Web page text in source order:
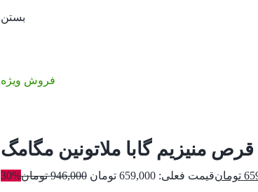
بستن
فروش ویژه
قرص منیزیم گابا ملاتونین مگامگ
30% 946,000 تومان تومان